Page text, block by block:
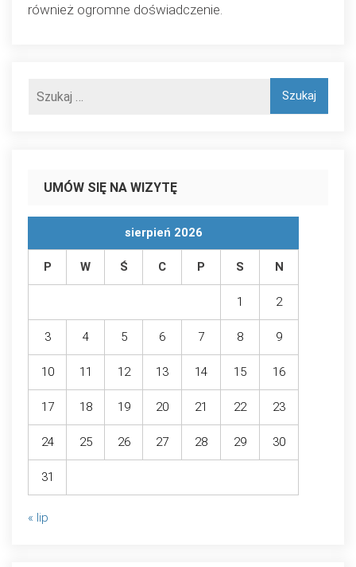
również ogromne doświadczenie.
UMÓW SIĘ NA WIZYTĘ
sierpień 2026
P W Ś C P S N
1 2
3 4 5 6 7 8 9
10 11 12 13 14 15 16
17 18 19 20 21 22 23
24 25 26 27 28 29 30
31
« lip